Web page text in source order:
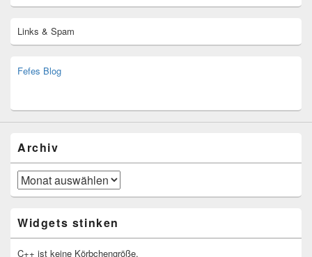
Links & Spam
Fefes Blog
Archiv
Archiv
Widgets stinken
C++ ist keine Körbchengröße.